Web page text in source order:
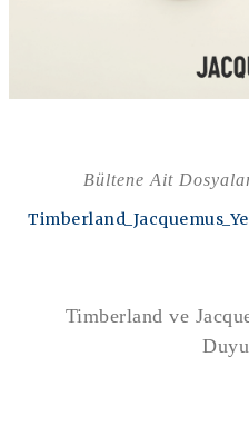
Bültene Ait
Timberland ve